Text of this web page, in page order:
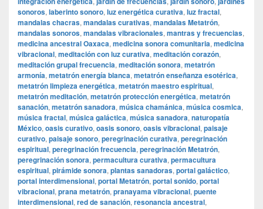
sonoros, laberinto sonoro, luz energética curativa, luz fractal,
mandalas chacras, mandalas curativas, mandalas Metatrón,
mandalas sonoros, mandalas vibracionales, mantras y frecuencias,
medicina ancestral Oaxaca, medicina sonora comunitaria, medicina
vibracional, meditación con luz curativa, meditación corazón,
meditación grupal frecuencia, meditación sonora, metatrón
armonía, metatrón energía blanca, metatrón enseñanza esotérica,
metatrón limpieza energética, metatrón maestro espiritual,
metatrón meditación, metatrón protección energética, metatrón
sanación, metatrón sanadora, música chamánica, música cosmica,
música fractal, música galáctica, música sanadora, naturopatía
México, oasis curativo, oasis sonoro, oasis vibracional, paisaje
curativo, paisaje sonoro, peregrinación curativa, peregrinación
espiritual, peregrinación frecuencia, peregrinación Metatrón,
peregrinación sonora, permacultura curativa, permacultura
espiritual, pirámide sonora, plantas sanadoras, portal galáctico,
portal interdimensional, portal Metatrón, portal sonido, portal
vibracional, prana metatrón, pranayama vibracional, puente
interdimensional, red de sanación, resonancia ancestral,